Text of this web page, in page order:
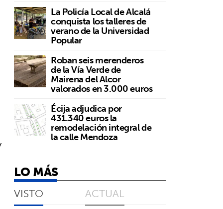
La Policía Local de Alcalá
conquista los talleres de
verano de la Universidad
Popular
Roban seis merenderos
de la Vía Verde de
Mairena del Alcor
valorados en 3.000 euros
Écija adjudica por
431.340 euros la
remodelación integral de
la calle Mendoza
LO MÁS
VISTO ACTUAL